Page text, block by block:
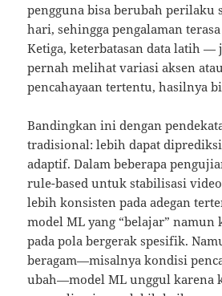
pengguna bisa berubah perilaku
hari, sehingga pengalaman
Ketiga, keterbatasan data latih —
pernah melihat variasi aksen
pencahayaan tertentu, hasilnya
Bandingkan ini dengan
tradisional: lebih dapat
adaptif. Dalam beberapa
rule-based untuk stabilisasi
lebih konsisten pada adegan
model ML yang “belajar” namun
pada pola bergerak spesifik.
beragam—misalnya kondisi
ubah—model ML unggul karena